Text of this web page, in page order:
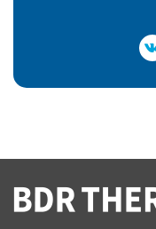
Подтвердить
Вы соглашаетесь